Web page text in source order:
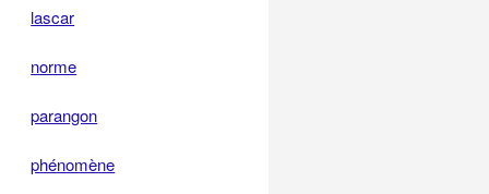
lascar
norme
parangon
phénomène